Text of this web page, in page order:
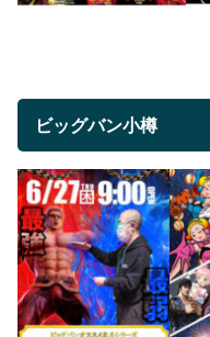
ビッグバン小樽